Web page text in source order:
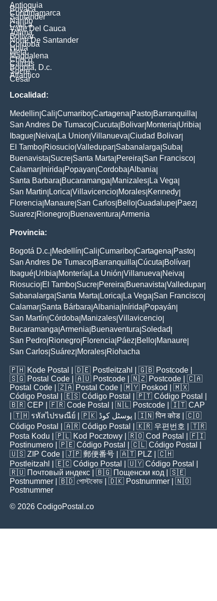
Antioquia
Boyaca
Cundinamarca
Santander
Nariño
Cauca
Valle Del Cauca
Tolima
Bolivar
Norte De Santander
Cordoba
Huila
Meta
Magdalena
Choco
Caldas
Bogota, D.c.
Sucre
Atlantico
Cesar
Localidad:
Medellin Cali Cumaribo Cartagena Pasto Barranquilla
San Andres De Tumaco Cucuta Bolivar Monteria Uribia
Ibague Neiva La Union Villanueva Ciudad Bolivar
El Tambo Riosucio Valledupar Sabanalarga Suba
Buenavista Sucre Santa Marta Pereira San Francisco
Calamar Inirida Popayan Cordoba Albania
Santa Barbara Bucaramanga Manizales La Vega
San Martin Lorica Villavicencio Morales Kennedy
Florencia Manaure San Carlos Bello Guadalupe Paez
Suarez Rionegro Buenaventura Armenia
Provincia:
Bogotá D.c. Medellín Cali Cumaribo Cartagena Pasto
San Andres De Tumaco Barranquilla Cúcuta Bolívar
Ibagué Uribia Montería La Unión Villanueva Neiva
Riosucio El Tambo Sucre Pereira Buenavista Valledupar
Sabanalarga Santa Marta Lorica La Vega San Francisco
Calamar Santa Bárbara Albania Inírida Popayán
San Martín Córdoba Manizales Villavicencio
Bucaramanga Armenia Buenaventura Soledad
San Pedro Rionegro Florencia Páez Bello Manaure
San Carlos Suárez Morales Riohacha
🇵🇭 Kode Postal | 🇩🇪 Postleitzahl | 🇬🇧 Postcode
🇸🇬 Postal Code | 🇦🇺 Postcode | 🇳🇿 Postcode | 🇨🇦
Postal Code | 🇿🇦 Postal Code | 🇲🇾 Poskod
| 🇲🇽
Código Postal
| 🇪🇸 Código Postal | 🇵🇹 Código Postal
🇧🇷 CEP | 🇫🇷 Code Postal | 🇳🇱 Postcode | 🇮🇹 CAP
| 🇹🇭 รหัสไปรษณีย์ | 🇵🇰 پوسٹل کوڈ | 🇮🇳पिन कोड | 🇨🇴
Código Postal
| 🇦🇷 Código Postal | 🇰🇷 우편번호
| 🇹🇷
Posta Kodu | 🇵🇱 Kod Pocztowy | 🇷🇴 Cod Poștal
| 🇫🇮
Postinumero | 🇵🇪 Código Postal | 🇨🇱 Código Postal
🇺🇸 ZIP Code | 🇯🇵 郵便番号 | 🇦🇹 PLZ | 🇨🇭
Postleitzahl
| 🇪🇨 Código Postal | 🇺🇾 Código Postal
🇷🇺 Почтовый индекс | 🇧🇬 Пощенски код | 🇸🇪
Postnummer | 🇧🇩 পোস্টকোড | 🇩🇰 Postnummer | 🇳🇴
Postnummer
© 2026 CodigoPostal.co